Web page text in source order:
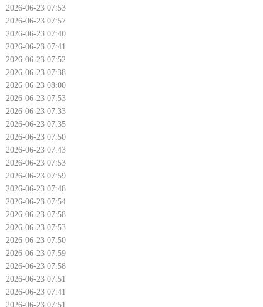
2026-06-23 07:53
2026-06-23 07:57
2026-06-23 07:40
2026-06-23 07:41
2026-06-23 07:52
2026-06-23 07:38
2026-06-23 08:00
2026-06-23 07:53
2026-06-23 07:33
2026-06-23 07:35
2026-06-23 07:50
2026-06-23 07:43
2026-06-23 07:53
2026-06-23 07:59
2026-06-23 07:48
2026-06-23 07:54
2026-06-23 07:58
2026-06-23 07:53
2026-06-23 07:50
2026-06-23 07:59
2026-06-23 07:58
2026-06-23 07:51
2026-06-23 07:41
2026-06-23 07:51